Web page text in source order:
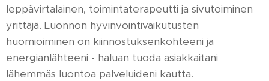
leppävirtalainen, toimintaterapeutti ja sivutoiminen
yrittäjä. Luonnon hyvinvointivaikutusten
huomioiminen on kiinnostuksenkohteeni ja
energianlähteeni - haluan tuoda asiakkaitani
lähemmäs luontoa palveluideni kautta.